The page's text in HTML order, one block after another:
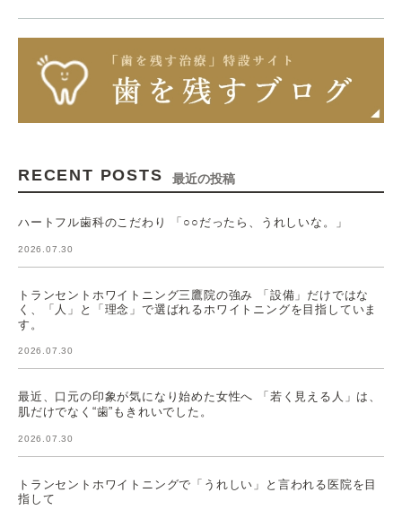
RECENT POSTS 最近の投稿
ハートフル歯科のこだわり 「○○だったら、うれしいな。」
2026.07.30
トランセントホワイトニング三鷹院の強み 「設備」だけではな
く、「人」と「理念」で選ばれるホワイトニングを目指していま
す。
2026.07.30
最近、口元の印象が気になり始めた女性へ 「若く見える人」は、
肌だけでなく“歯”もきれいでした。
2026.07.30
トランセントホワイトニングで「うれしい」と言われる医院を目
指して